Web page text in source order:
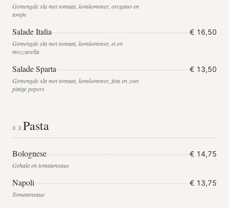
Gemengde sla met tomaat, komkommer, oregano en
tonijn
Salade Italia € 16,50
Gemengde sla met tomaat, komkommer, ei en
mozzarella
Salade Sparta € 13,50
Gemengde sla met tomaat, komkommer, feta en zoet
pittige pepers
03 Pasta
Bolognese € 14,75
Gehakt en tomatensaus
Napoli € 13,75
Tomatensaus